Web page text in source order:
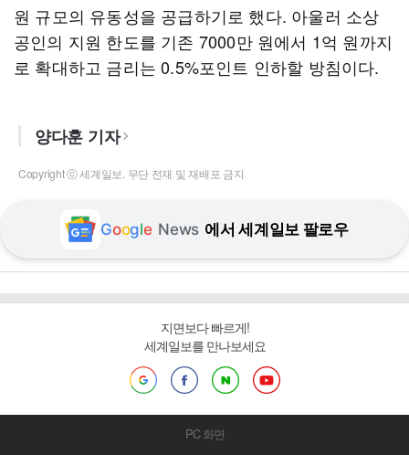
원 규모의 유동성을 공급하기로 했다. 아울러 소상
공인의 지원 한도를 기존 7000만 원에서 1억 원까지
로 확대하고 금리는 0.5%포인트 인하할 방침이다.
양다훈 기자
Copyright ⓒ 세계일보. 무단 전재 및 재배포 금지
Google News 에서 세계일보 팔로우
지면보다 빠르게!
세계일보를 만나보세요
PC 화면